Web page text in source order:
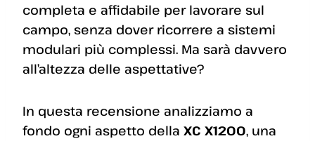
completa e affidabile per lavorare sul
campo, senza dover ricorrere a sistemi
modulari più complessi. Ma sarà davvero
all’altezza delle aspettative?
In questa recensione analizziamo a
fondo ogni aspetto della XC X1200, una